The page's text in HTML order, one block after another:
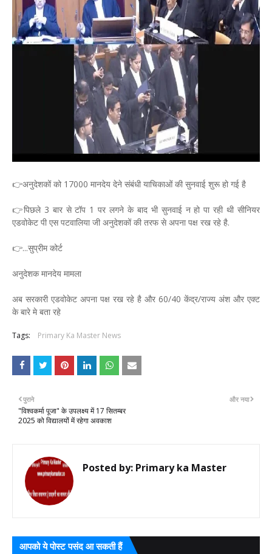
👉अनुदेशकों को 17000 मानदेय देने संबंधी याचिकाओं की सुनवाई शुरू हो गई है
👉पिछले 3 बार से टॉप 1 पर लगने के बाद भी सुनवाई न हो पा रही थी सीनियर
एडवोकेट पी एस पटवालिया जी अनुदेशकों की तरफ से अपना पक्ष रख रहे है.
👉...सुप्रीम कोर्ट
अनुदेशक मानदेय मामला
अब सरकारी एडवोकेट अपना पक्ष रख रहे है और 60/40 केंद्र/राज्य अंश और एक्ट
के बारे मे बता रहे
Tags: Primary Ka Master News
और नया
पुराने
"विश्वकर्मा पूजा" के उपलक्ष्य में 17 सितम्बर
2025 को विद्यालयों में रहेगा अवकाश
Posted by: Primary ka Master
आपको ये पोस्ट पसंद आ सकती हैं